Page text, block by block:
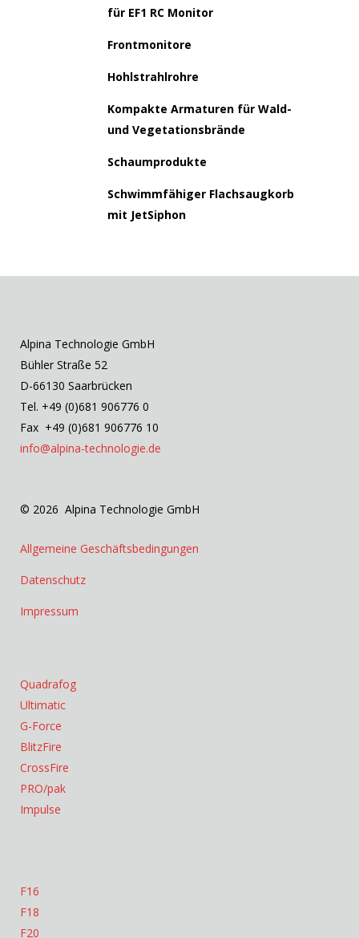
für EF1 RC Monitor
Frontmonitore
Hohlstrahlrohre
Kompakte Armaturen für Wald-
und Vegetationsbrände
Schaumprodukte
Schwimmfähiger Flachsaugkorb
mit JetSiphon
Alpina Technologie GmbH
Bühler Straße 52
D-66130 Saarbrücken
Tel. +49 (0)681 906776 0
Fax +49 (0)681 906776 10
info@alpina-technologie.de
© 2026 Alpina Technologie GmbH
Allgemeine Geschäftsbedingungen
Datenschutz
Impressum
Quadrafog
Ultimatic
G-Force
BlitzFire
CrossFire
PRO/pak
Impulse
F16
F18
F20